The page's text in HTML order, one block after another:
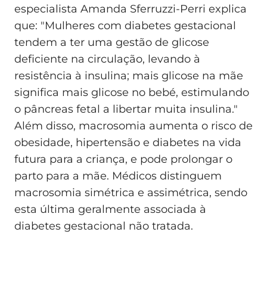
especialista Amanda Sferruzzi-Perri explica
que: "Mulheres com diabetes gestacional
tendem a ter uma gestão de glicose
deficiente na circulação, levando à
resistência à insulina; mais glicose na mãe
significa mais glicose no bebé, estimulando
o pâncreas fetal a libertar muita insulina."
Além disso, macrosomia aumenta o risco de
obesidade, hipertensão e diabetes na vida
futura para a criança, e pode prolongar o
parto para a mãe. Médicos distinguem
macrosomia simétrica e assimétrica, sendo
esta última geralmente associada à
diabetes gestacional não tratada.